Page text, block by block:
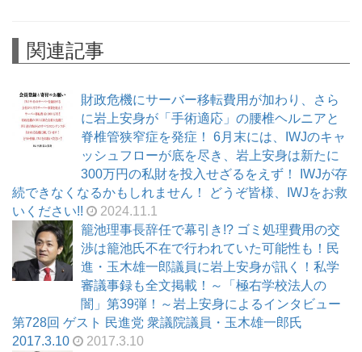
関連記事
財政危機にサーバー移転費用が加わり、さら
に岩上安身が「手術適応」の腰椎ヘルニアと
脊椎管狭窄症を発症！ 6月末には、IWJのキャ
ッシュフローが底を尽き、岩上安身は新たに
300万円の私財を投入せざるをえず！ IWJが存
続できなくなるかもしれません！ どうぞ皆様、IWJをお救
いください!!
2024.11.1
籠池理事長辞任で幕引き!? ゴミ処理費用の交
渉は籠池氏不在で行われていた可能性も！民
進・玉木雄一郎議員に岩上安身が訊く！私学
審議事録も全文掲載！～「極右学校法人の
闇」第39弾！～岩上安身によるインタビュー
第728回 ゲスト 民進党 衆議院議員・玉木雄一郎氏
2017.3.10
2017.3.10